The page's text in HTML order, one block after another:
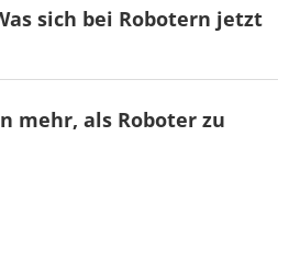
sich bei Robotern jetzt
mehr, als Roboter zu